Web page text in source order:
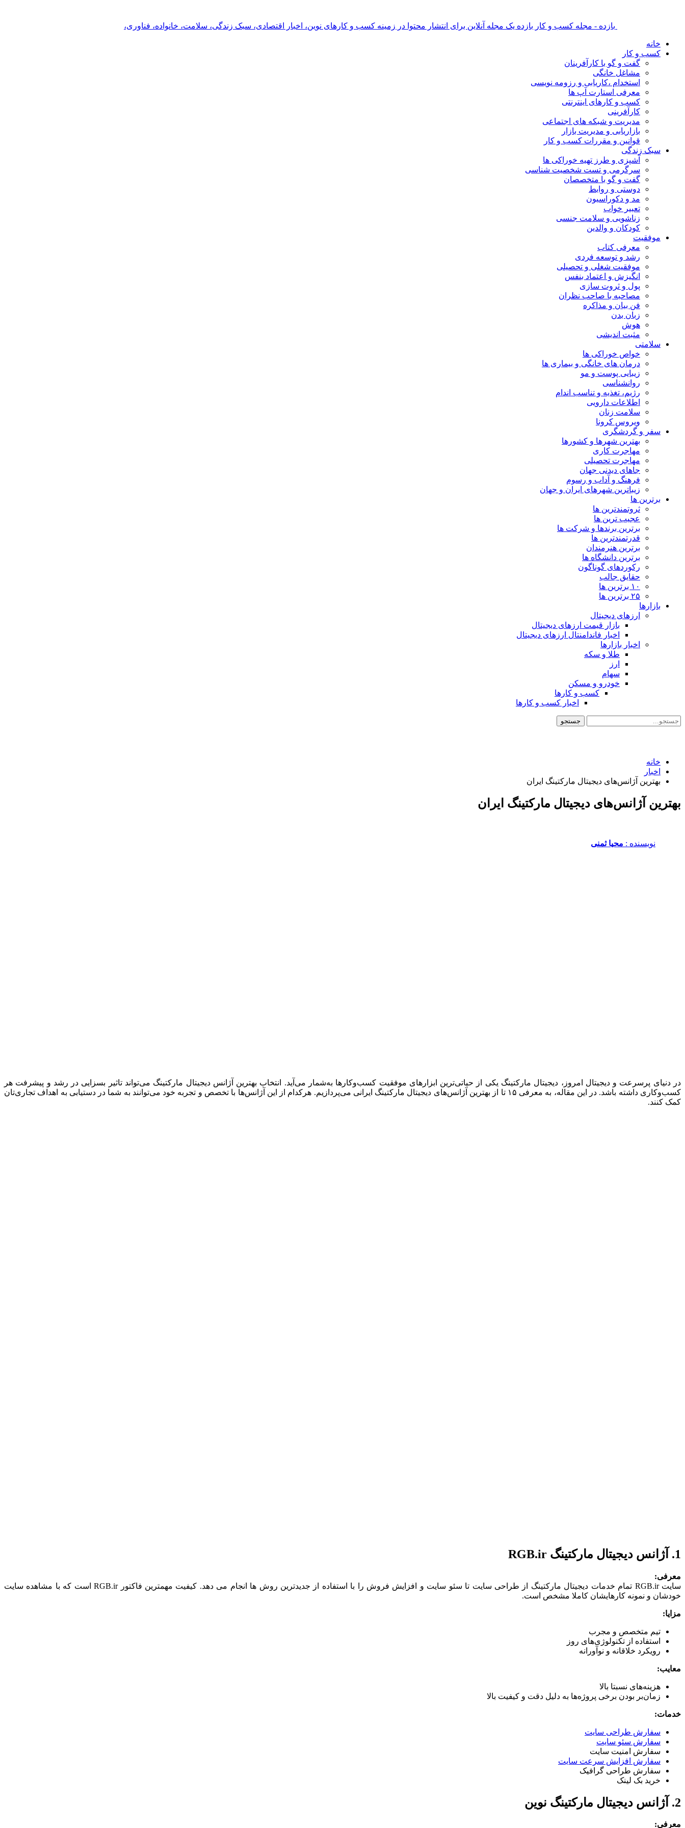
بازده - مجله کسب و کار بازده یک مجله آنلاین برای انتشار محتوا در زمینه کسب و کارهای نوین، اخبار اقتصادی، سبک زندگی، سلامت، خانواده، فناوری،
خانه
کسب و کار
گفت و گو با کارآفرینان
مشاغل خانگی
استخدام ،کاریابی و رزومه نویسی
معرفی استارت آپ ها
کسب و کارهای اینترنتی
کارآفرینی
مدیریت و شبکه های اجتماعی
بازاریابی و مدیریت بازار
قوانین و مقررات کسب و کار
سبک زندگی
آشپزی و طرز تهیه خوراکی ها
سرگرمی و تست شخصیت شناسی
گفت و گو با متخصصان
دوستی و روابط
مد و دکوراسیون
تعبیر خواب
زناشویی و سلامت جنسی
کودکان و والدین
موفقیت
معرفی کتاب
رشد و توسعه فردی
موفقیت شغلی و تحصیلی
انگیزش و اعتماد بنفس
پول و ثروت سازی
مصاحبه با صاحب نظران
فن بیان و مذاکره
زبان بدن
هوش
مثبت اندیشی
سلامتی
خواص خوراکی ها
درمان های خانگی و بیماری ها
زیبایی پوست و مو
روانشناسی
رژیم، تغذیه و تناسب اندام
اطلاعات دارویی
سلامت زنان
ویروس کرونا
سفر و گردشگری
بهترین شهرها و کشورها
مهاجرت کاری
مهاجرت تحصیلی
جاهای دیدنی جهان
فرهنگ و آداب و رسوم
زیباترین شهرهای ایران و جهان
برترین ها
ثروتمندترین ها
عجیب ترین ها
برترین برندها و شرکت ها
قدرتمندترین ها
برترین هنرمندان
برترین دانشگاه ها
رکوردهای گوناگون
حقایق جالب
۱۰ برترین ها
۲۵ برترین ها
بازارها
ارزهای دیجیتال
بازار قیمت ارزهای دیجیتال
اخبار فاندامنتال ارزهای دیجیتال
اخبار بازارها
طلا و سکه
ارز
سهام
خودرو و مسکن
کسب و کارها
اخبار کسب و کارها
خانه
اخبار
بهترین آژانس‌های دیجیتال مارکتینگ ایران
بهترین آژانس‌های دیجیتال مارکتینگ ایران
نویسنده :‌ محیا ثمنی
در دنیای پرسرعت و دیجیتال امروز، دیجیتال مارکتینگ یکی از حیاتی‌ترین ابزارهای موفقیت کسب‌وکارها به‌شمار می‌آید. انتخاب بهترین آژانس دیجیتال مارکتینگ می‌تواند تاثیر بسزایی در رشد و پیشرفت هر
کسب‌وکاری داشته باشد. در این مقاله، به معرفی ۱۵ تا از بهترین آژانس‌های دیجیتال مارکتینگ ایرانی می‌پردازیم. هرکدام از این آژانس‌ها با تخصص و تجربه خود می‌توانند به شما در دستیابی به اهداف تجاری‌تان
کمک کنند.
1. آژانس دیجیتال مارکتینگ RGB.ir
معرفی:
سایت RGB.ir تمام خدمات دیجیتال مارکتینگ از طراحی سایت تا سئو سایت و افزایش فروش را با استفاده از جدیدترین روش ها انجام می دهد. کیفیت مهمترین فاکتور RGB.ir است که با مشاهده سایت
خودشان و نمونه کارهایشان کاملا مشخص است.
مزایا:
تیم متخصص و مجرب
استفاده از تکنولوژی‌های روز
رویکرد خلاقانه و نوآورانه
معایب:
هزینه‌های نسبتا بالا
زمان‌بر بودن برخی پروژه‌ها به دلیل دقت و کیفیت بالا
خدمات:
سفارش طراحی سایت
سفارش سئو سایت
سفارش امنیت سایت
سفارش افزایش سرعت سایت
سفارش طراحی گرافیک
خرید بک لینک
2. آژانس دیجیتال مارکتینگ نوین
معرفی: